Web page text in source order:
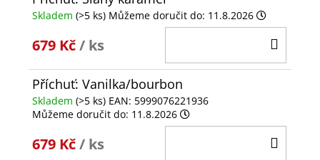
Skladem (>5 ks) Můžeme doručit do: 11.8.2026
679 Kč/ ks
Příchuť: Vanilka/bourbon
Skladem (>5 ks) EAN: 5999076221936
Můžeme doručit do: 11.8.2026
679 Kč/ ks